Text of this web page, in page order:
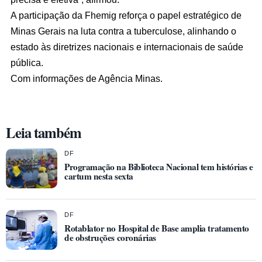
A participação da Fhemig reforça o papel estratégico de
Minas Gerais na luta contra a tuberculose, alinhando o
estado às diretrizes nacionais e internacionais de saúde
pública.
Com informações de Agência Minas.
Leia também
DF
Programação na Biblioteca Nacional tem histórias e
cartum nesta sexta
DF
Rotablator no Hospital de Base amplia tratamento
de obstruções coronárias